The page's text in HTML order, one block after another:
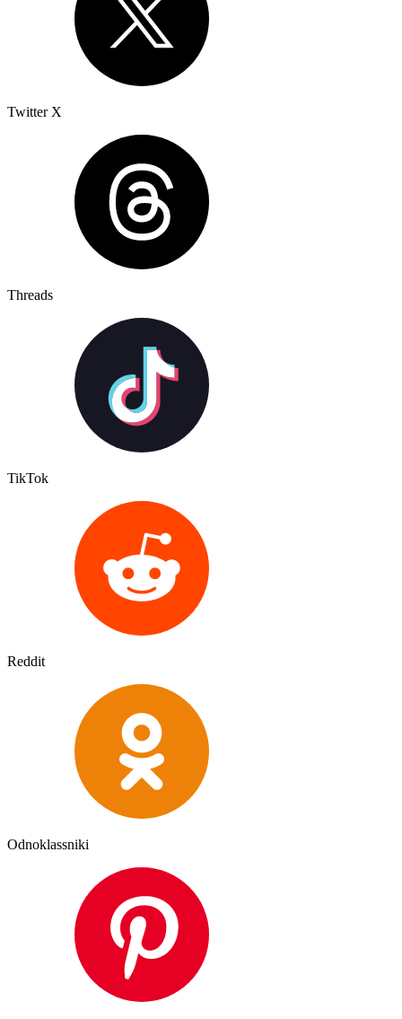
Twitter X
Threads
TikTok
Reddit
Odnoklassniki